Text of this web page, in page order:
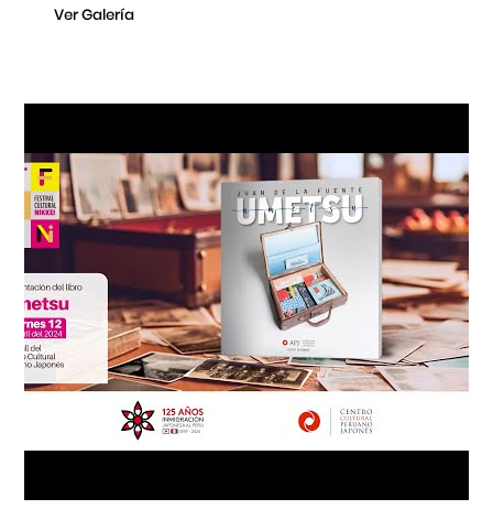
Ver Galería